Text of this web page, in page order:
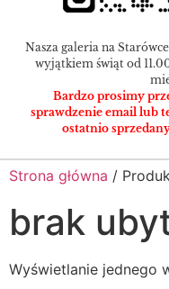
Nasza galeria na
wyjątkiem świąt od
Bardzo prosimy
sprawdzenie email lub
ostatnio
Strona główna /
brak
Wyświetlanie jednego